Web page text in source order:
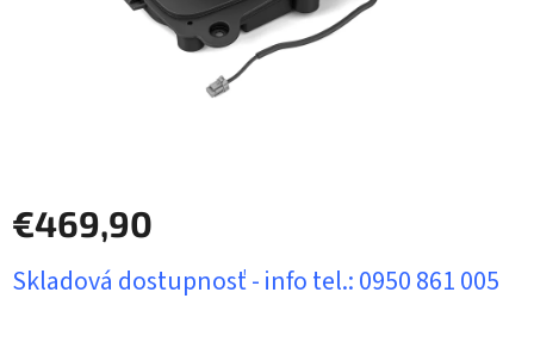
€469,90
cena:
Skladová dostupnosť - info tel.: 0950 861 005